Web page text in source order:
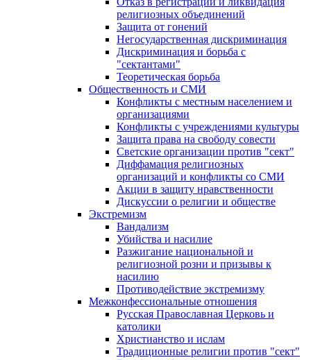
религиозных объединений
Защита от гонений
Негосударственная дискриминация
Дискриминация и борьба с
"сектантами"
Теоретическая борьба
Общественность и СМИ
Конфликты с местным населением и
организациями
Конфликты с учреждениями культуры
Защита права на свободу совести
Светские организации против "сект"
Диффамация религиозных
организаций и конфликты со СМИ
Акции в защиту нравственности
Дискуссии о религии и обществе
Экстремизм
Вандализм
Убийства и насилие
Разжигание национальной и
религиозной розни и призывы к
насилию
Противодействие экстремизму
Межконфессиональные отношения
Русская Православная Церковь и
католики
Христианство и ислам
Традиционные религии против "сект"